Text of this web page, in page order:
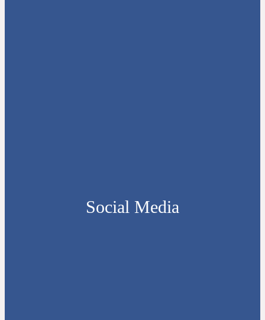
Social Media